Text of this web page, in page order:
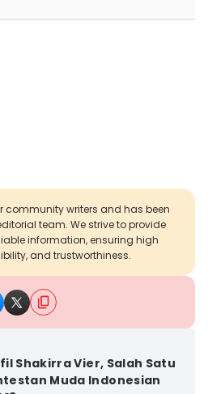
community writers and has been
team. We strive to provide
information, ensuring high
and trustworthiness.
Shakirra Vier, Salah Satu
Muda Indonesian